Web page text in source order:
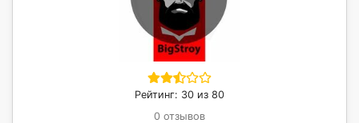
Рейтинг: 30 из 80
0 отзывов